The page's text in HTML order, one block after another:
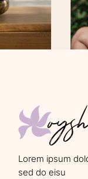
Lorem ipsum
sed do eisu